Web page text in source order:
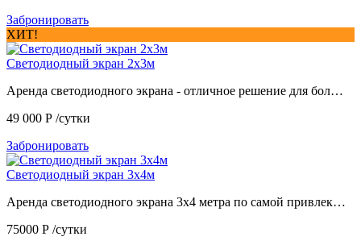
Забронировать
ХИТ!
Светодиодный экран 2х3м
Аренда светодиодного экрана - отличное решение для бол…
49 000 Р /сутки
Забронировать
Светодиодный экран 3х4м
Аренда светодиодного экрана 3х4 метра по самой привлек…
75000 Р /сутки